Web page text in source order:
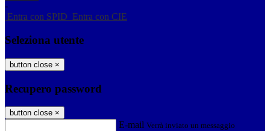
-
Entra con SPID Entra con CIE
Seleziona utente
button close ×
Recupero password
button close ×
E-mail Verrà inviato un messaggio